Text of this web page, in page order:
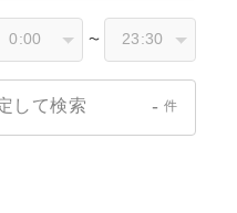
〜
して検索 - 件